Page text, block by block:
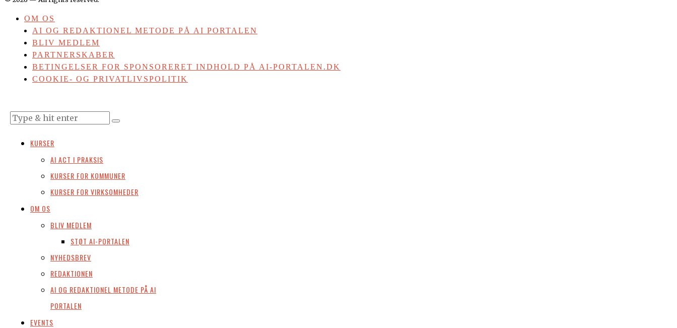
OM OS
AI OG REDAKTIONEL METODE PÅ AI PORTALEN
BLIV MEDLEM
PARTNERSKABER
BETINGELSER FOR SPONSORERET INDHOLD PÅ AI-PORTALEN.DK
COOKIE- OG PRIVATLIVSPOLITIK
KURSER
AI ACT I PRAKSIS
KURSER FOR KOMMUNER
KURSER FOR VIRKSOMHEDER
OM OS
BLIV MEDLEM
STØT AI-PORTALEN
NYHEDSBREV
REDAKTIONEN
AI OG REDAKTIONEL METODE PÅ AI
PORTALEN
EVENTS